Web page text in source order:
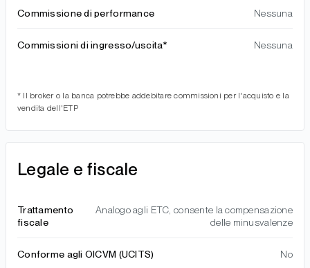
Commissione di performance Nessuna
Commissioni di ingresso/uscita* Nessuna
* Il broker o la banca potrebbe addebitare commissioni per l'acquisto e la
vendita dell'ETP
Legale e fiscale
Trattamento
fiscale
Analogo agli ETC, consente la compensazione
delle minusvalenze
Conforme agli OICVM (UCITS) No